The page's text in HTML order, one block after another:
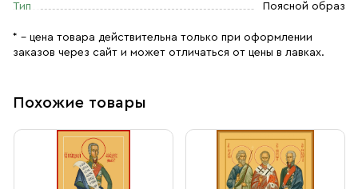
Тип Поясной образ
* – цена товара действительна только при оформлении
заказов через сайт и может отличаться от цены в лавках.
Похожие товары